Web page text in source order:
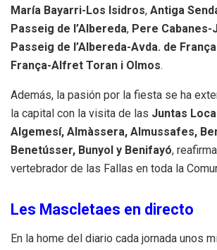
María Bayarri-Los Isidros, Antiga
Passeig de l’Albereda, Pere Cabanes-
Passeig de l’Albereda-Avda. de França
França-Alfret Toran i Olmos.
Además, la pasión por la fiesta se ha
la capital con la visita de las Juntas
Algemesí, Almàssera, Almussafes,
Benetússer, Bunyol y Benifayó,
vertebrador de las Fallas en toda la
Les Mascletaes en directo
En la home del diario cada jornada unos